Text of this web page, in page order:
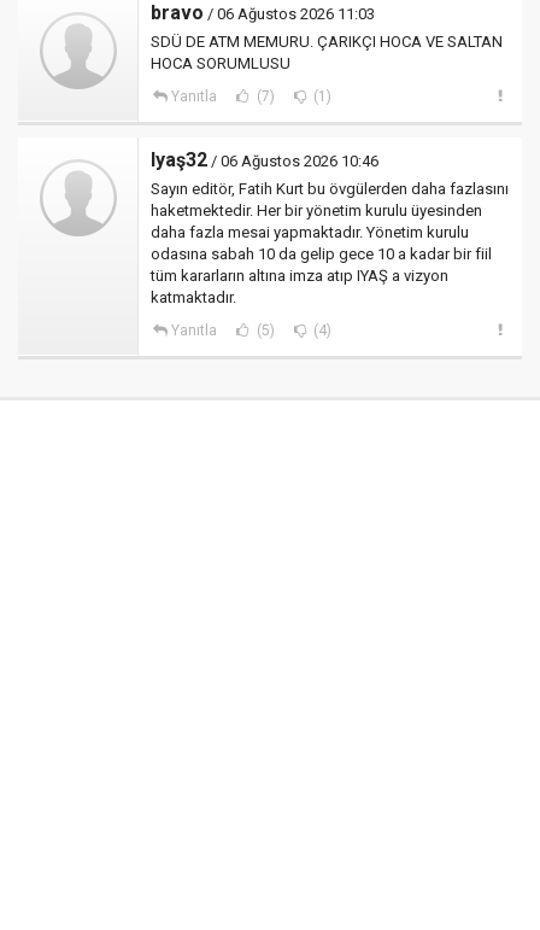
bravo / 06 Ağustos 2026 11:03
SDÜ DE ATM MEMURU. ÇARIKÇI HOCA VE SALTAN
HOCA SORUMLUSU
Yanıtla (7) (1)
Iyaş32 / 06 Ağustos 2026 10:46
Sayın editör, Fatih Kurt bu övgülerden daha fazlasını
haketmektedir. Her bir yönetim kurulu üyesinden
daha fazla mesai yapmaktadır. Yönetim kurulu
odasına sabah 10 da gelip gece 10 a kadar bir fiil
tüm kararların altına imza atıp IYAŞ a vizyon
katmaktadır.
Yanıtla (5) (4)